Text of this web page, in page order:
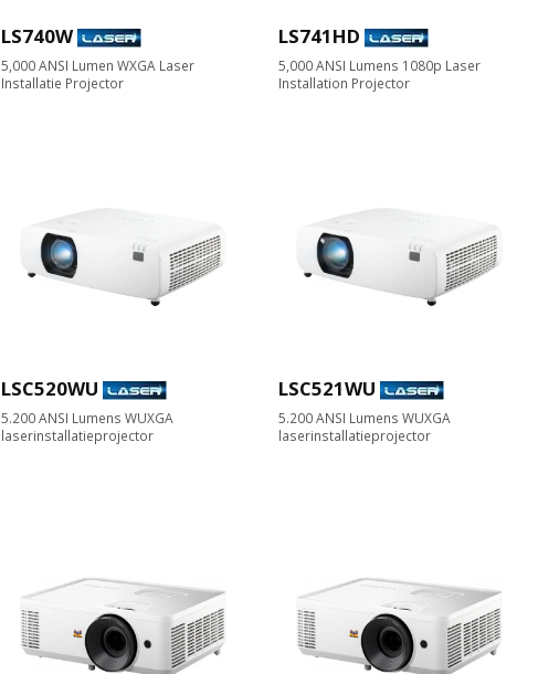
LS740W
5,000 ANSI Lumen WXGA Laser
Installatie Projector
LS741HD
5,000 ANSI Lumens 1080p Laser
Installation Projector
LSC520WU
5.200 ANSI Lumens WUXGA
laserinstallatieprojector
LSC521WU
5.200 ANSI Lumens WUXGA
laserinstallatieprojector